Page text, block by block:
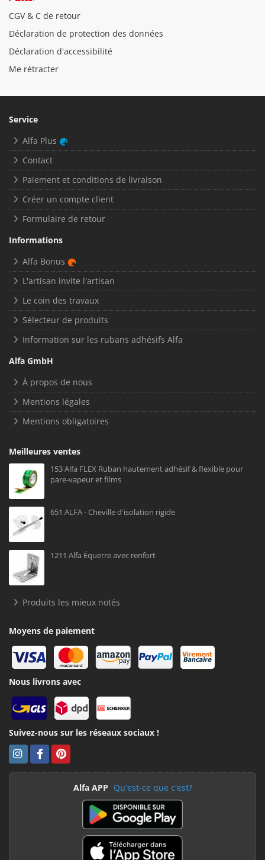
CGV & C de retour
Déclaration de protection des données
Déclaration d'accessibilité
Me rétracter
Service
Alfa Plus
Contact
Paiement et conditions de livraison
Créer un compte client
Formulaire de retour
Informations
Alfa Bonus
L'artisan invite l'artisan
Le coin des travaux
Sélecteur de produits
Information sur les rubans adhésifs Alfa
Alfa GmbH
À propos de nous
Mentions légales
Mentions obligatoires
Meilleures ventes
153 Alfa FLEX Ruban hautement adhésif & flexible pour
pare-vapeur et films
651 ALFA - Cheville d'isolation rigide
1211 Alfa Équerre avec renfort
Produits les mieux notés
Moyens de paiement
Nous livrons avec
Suivez-nous sur les réseaux sociaux !
Alfa APP Qu'est-ce que c'est?